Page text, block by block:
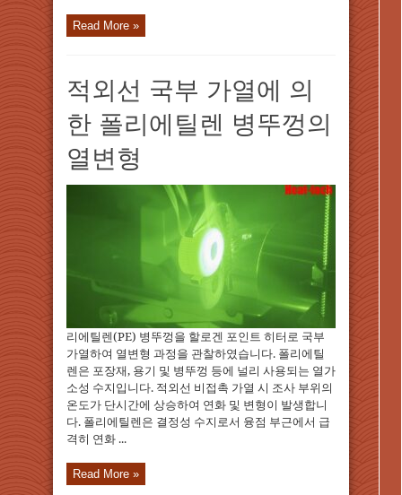
Read More »
적외선 국부 가열에 의
한 폴리에틸렌 병뚜껑의
열변형
리에틸렌(PE) 병뚜껑을 할로겐 포인트 히터로 국부
가열하여 열변형 과정을 관찰하였습니다. 폴리에틸
렌은 포장재, 용기 및 병뚜껑 등에 널리 사용되는 열가
소성 수지입니다. 적외선 비접촉 가열 시 조사 부위의
온도가 단시간에 상승하여 연화 및 변형이 발생합니
다. 폴리에틸렌은 결정성 수지로서 융점 부근에서 급
격히 연화 ...
Read More »